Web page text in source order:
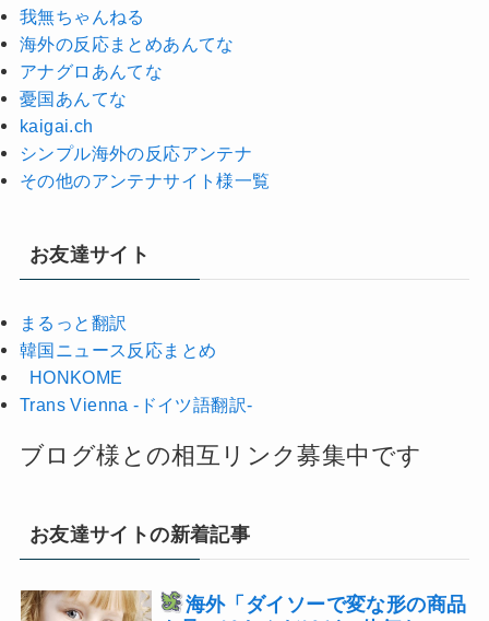
我無ちゃんねる
海外の反応まとめあんてな
アナグロあんてな
憂国あんてな
kaigai.ch
シンプル海外の反応アンテナ
その他のアンテナサイト様一覧
お友達サイト
まるっと翻訳
韓国ニュース反応まとめ
HONKOME
Trans Vienna -ドイツ語翻訳-
ブログ様との相互リンク募集中です
お友達サイトの新着記事
海外「ダイソーで変な形の商品